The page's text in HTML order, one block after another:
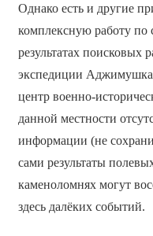
Однако есть и другие
комплексную работу по
результатах поисковых
экспедиции
центр военно-
данной местности
информации (не
сами результаты
каменоломнях могут
здесь далёких событий.